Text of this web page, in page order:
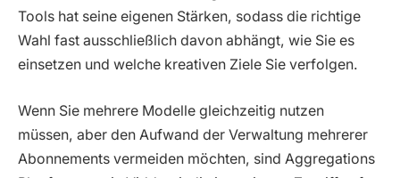
Tools hat seine eigenen Stärken, sodass die richtige
Wahl fast ausschließlich davon abhängt, wie Sie es
einsetzen und welche kreativen Ziele Sie verfolgen.
Wenn Sie mehrere Modelle gleichzeitig nutzen
müssen, aber den Aufwand der Verwaltung mehrerer
Abonnements vermeiden möchten, sind Aggregations